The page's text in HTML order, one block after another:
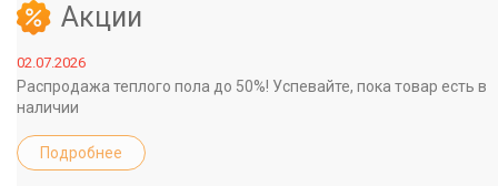
Акции
02.07.2026
Распродажа теплого пола до 50%! Успевайте, пока товар есть в
наличии
Подробнее